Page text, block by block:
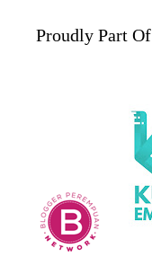
Proudly Part Of